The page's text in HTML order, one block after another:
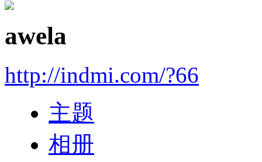
awela
http://indmi.com/?66
主题
相册